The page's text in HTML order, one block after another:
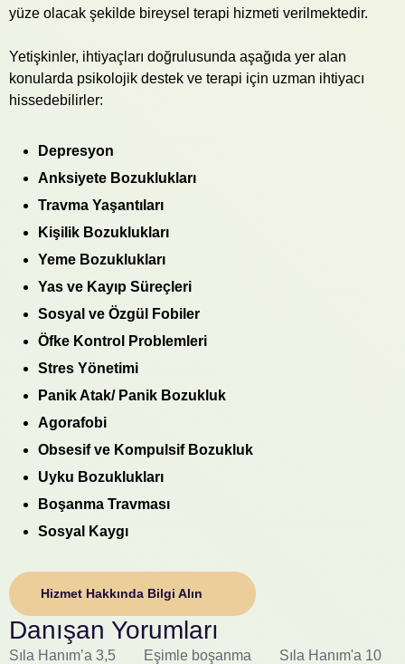
yüze olacak şekilde bireysel terapi hizmeti verilmektedir.
Yetişkinler, ihtiyaçları doğrulusunda aşağıda yer alan
konularda psikolojik destek ve terapi için uzman ihtiyacı
hissedebilirler:
Depresyon
Anksiyete Bozuklukları
Travma Yaşantıları
Kişilik Bozuklukları
Yeme Bozuklukları
Yas ve Kayıp Süreçleri
Sosyal ve Özgül Fobiler
Öfke Kontrol Problemleri
Stres Yönetimi
Panik Atak/ Panik Bozukluk
Agorafobi
Obsesif ve Kompulsif Bozukluk
Uyku Bozuklukları
Boşanma Travması
Sosyal Kaygı
Hizmet Hakkında Bilgi Alın
Danışan Yorumları
Sıla Hanım’a 3,5
Eşimle boşanma
Sıla Hanım'a 10